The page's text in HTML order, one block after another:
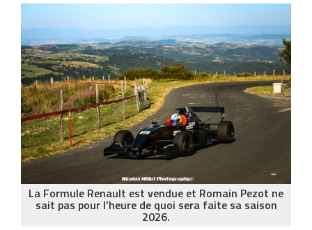
La Formule Renault est vendue et Romain Pezot ne
sait pas pour l’heure de quoi sera faite sa saison
2026.